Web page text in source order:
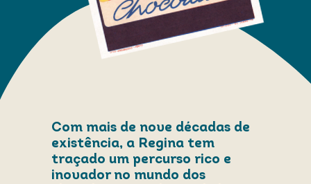
Com mais de nove décadas de
existência, a Regina tem
traçado um percurso rico e
inovador no mundo dos